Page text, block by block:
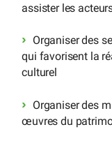
assister les
Organiser des
qui favorisent la
culturel
Organiser des
œuvres du